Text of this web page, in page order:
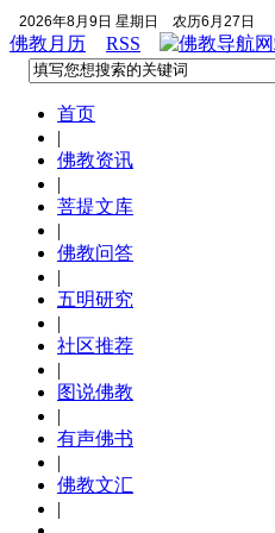
2026年8月9日 星期日 农历6月27日
佛教月历 RSS
首页
|
佛教资讯
|
菩提文库
|
佛教问答
|
五明研究
|
社区推荐
|
图说佛教
|
有声佛书
|
佛教文汇
|